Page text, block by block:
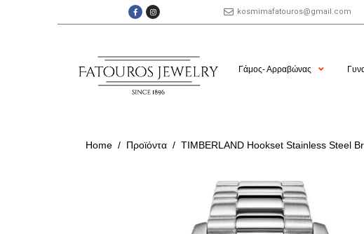
kosmimafatouros@gmail.com
Γάμος- Αρραβώνας
Home Προϊόντα TIMBERLAND Hookset Stainless Steel